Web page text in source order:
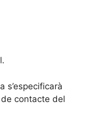
s’especificarà
contacte del